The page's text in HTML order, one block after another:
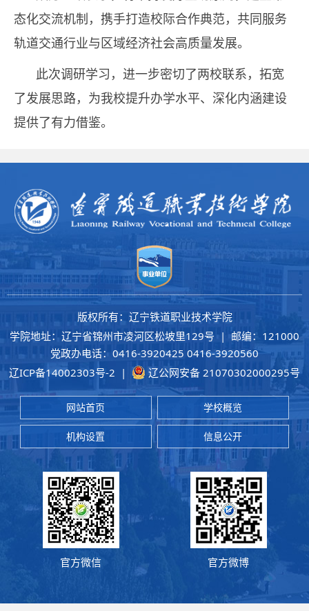
态化交流机制，携手打造校际合作典范，共同服务
轨道交通行业与区域经济社会高质量发展。
此次调研学习，进一步密切了两校联系，拓宽
了发展思路，为我校提升办学水平、深化内涵建设
提供了有力借鉴。
版权所有：辽宁铁道职业技术学院
学院地址：辽宁省锦州市凌河区松坡里129号 | 邮编：121000
党政办电话：0416-3920425 0416-3920560
辽ICP备14002303号-2 | 辽公网安备 21070302000295号
网站首页 学校概览
机构设置 信息公开
官方微信 官方微博